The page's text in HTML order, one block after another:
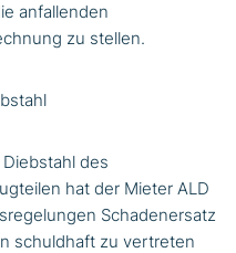
anfallenden
zu stellen.
des
hat der Mieter ALD
Schadenersatz
schuldhaft zu vertreten